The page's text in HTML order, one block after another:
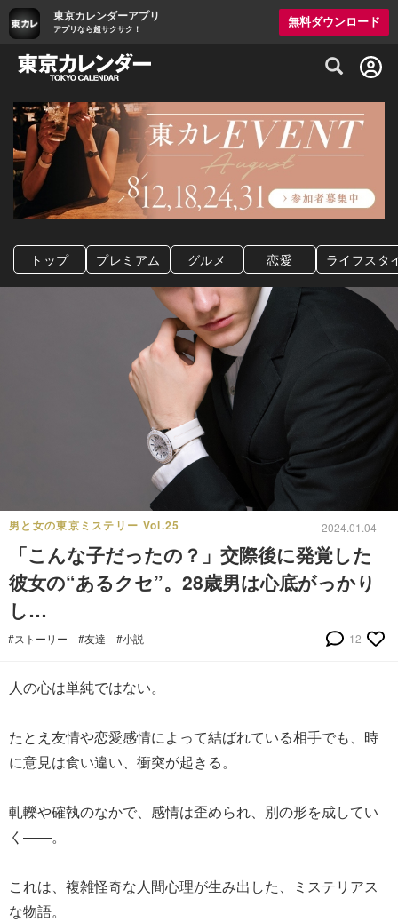
東京カレンダーアプリ
アプリなら超サクサク！
無料ダウンロード
グルメ情報・プレミアムレストラン予約
トップ プレミアム グルメ 恋愛 ライフスタ
男と女の東京ミステリー Vol.25 2024.01.04
「こんな子だったの？」交際後に発覚した
彼女の“あるクセ”。28歳男は心底がっかり
し…
#ストーリー #友達 #小説 12
人の心は単純ではない。
たとえ友情や恋愛感情によって結ばれている相手でも、時
に意見は食い違い、衝突が起きる。
軋轢や確執のなかで、感情は歪められ、別の形を成してい
く――。
これは、複雑怪奇な人間心理が生み出した、ミステリアス
な物語。